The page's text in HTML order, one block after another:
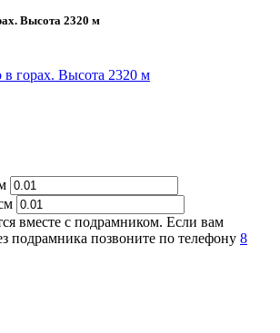
Высота 2320 м
вместе с подрамником. Если вам
подрамника позвоните по телефону 8